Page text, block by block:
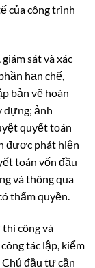
của công trình
sát và xác
hạn chế,
bản vẽ hoàn
dựng; ảnh
quyết toán
được phát hiện
toán vốn đầu
và thông qua
thẩm quyền.
công và
tác lập, kiểm
Chủ đầu tư cần